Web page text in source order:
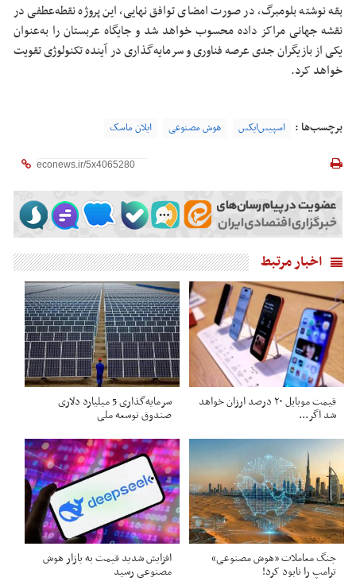
بقه نوشته بلومبرگ، در صورت امضای توافق نهایی، این پروژه نقطه‌عطفی در
نقشه جهانی مراکز داده محسوب خواهد شد و جایگاه عربستان را به‌عنوان
یکی از بازیگران جدی عرصه فناوری و سرمایه‌گذاری در آینده تکنولوژی تقویت
خواهد کرد.
برچسب‌ها : اسپیس‌ایکس هوش مصنوعی ایلان ماسک
اخبار مرتبط
قیمت موبایل ۲۰ درصد ارزان خواهد
شد اگر...
سرمایه‌گذاری 5 میلیارد دلاری
صندوق توسعه ملی
جنگ معاملات «هوش مصنوعی»
ترامپ را نابود کرد!
افزایش شدید قیمت به بازار هوش
مصنوعی رسید